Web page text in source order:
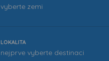
LOKALITA